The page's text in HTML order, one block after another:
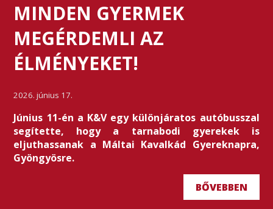
MINDEN GYERMEK
MEGÉRDEMLI AZ
ÉLMÉNYEKET!
2026. június 17.
Június 11-én a K&V egy különjáratos autóbusszal
segítette, hogy a tarnabodi gyerekek is
eljuthassanak a Máltai Kavalkád Gyereknapra,
Gyöngyösre.
BŐVEBBEN